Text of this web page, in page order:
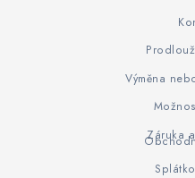
Výměna
Záruka